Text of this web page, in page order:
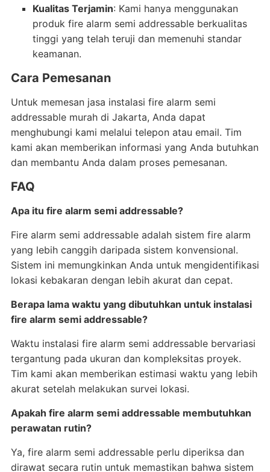
Kualitas Terjamin: Kami hanya menggunakan
produk fire alarm semi addressable berkualitas
tinggi yang telah teruji dan memenuhi standar
keamanan.
Cara Pemesanan
Untuk memesan jasa instalasi fire alarm semi
addressable murah di Jakarta, Anda dapat
menghubungi kami melalui telepon atau email. Tim
kami akan memberikan informasi yang Anda butuhkan
dan membantu Anda dalam proses pemesanan.
FAQ
Apa itu fire alarm semi addressable?
Fire alarm semi addressable adalah sistem fire alarm
yang lebih canggih daripada sistem konvensional.
Sistem ini memungkinkan Anda untuk mengidentifikasi
lokasi kebakaran dengan lebih akurat dan cepat.
Berapa lama waktu yang dibutuhkan untuk instalasi
fire alarm semi addressable?
Waktu instalasi fire alarm semi addressable bervariasi
tergantung pada ukuran dan kompleksitas proyek.
Tim kami akan memberikan estimasi waktu yang lebih
akurat setelah melakukan survei lokasi.
Apakah fire alarm semi addressable membutuhkan
perawatan rutin?
Ya, fire alarm semi addressable perlu diperiksa dan
dirawat secara rutin untuk memastikan bahwa sistem